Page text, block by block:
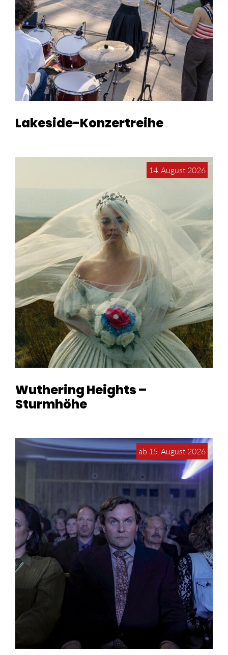
Lakeside-Konzertreihe
14. August 2026
Wuthering Heights –
Sturmhöhe
ab 15. August 2026